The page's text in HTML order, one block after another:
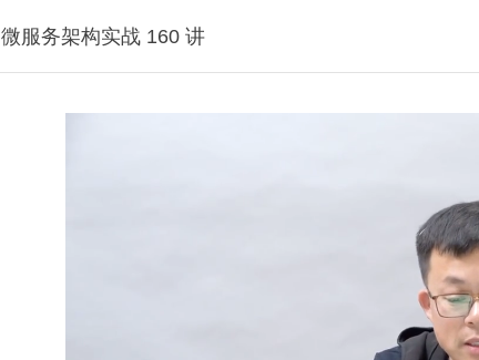
微服务架构实战 160 讲